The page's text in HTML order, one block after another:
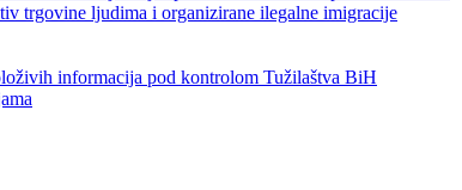
trgovine ljudima i organizirane ilegalne imigracije
informacija pod kontrolom Tužilaštva BiH